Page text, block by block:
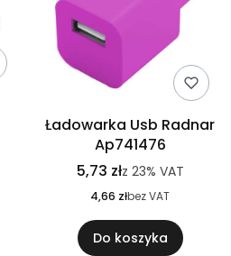
Ładowarka Usb Radnar
Ap741476
5,73 złz 23% VAT
4,66 złbez VAT
Do koszyka